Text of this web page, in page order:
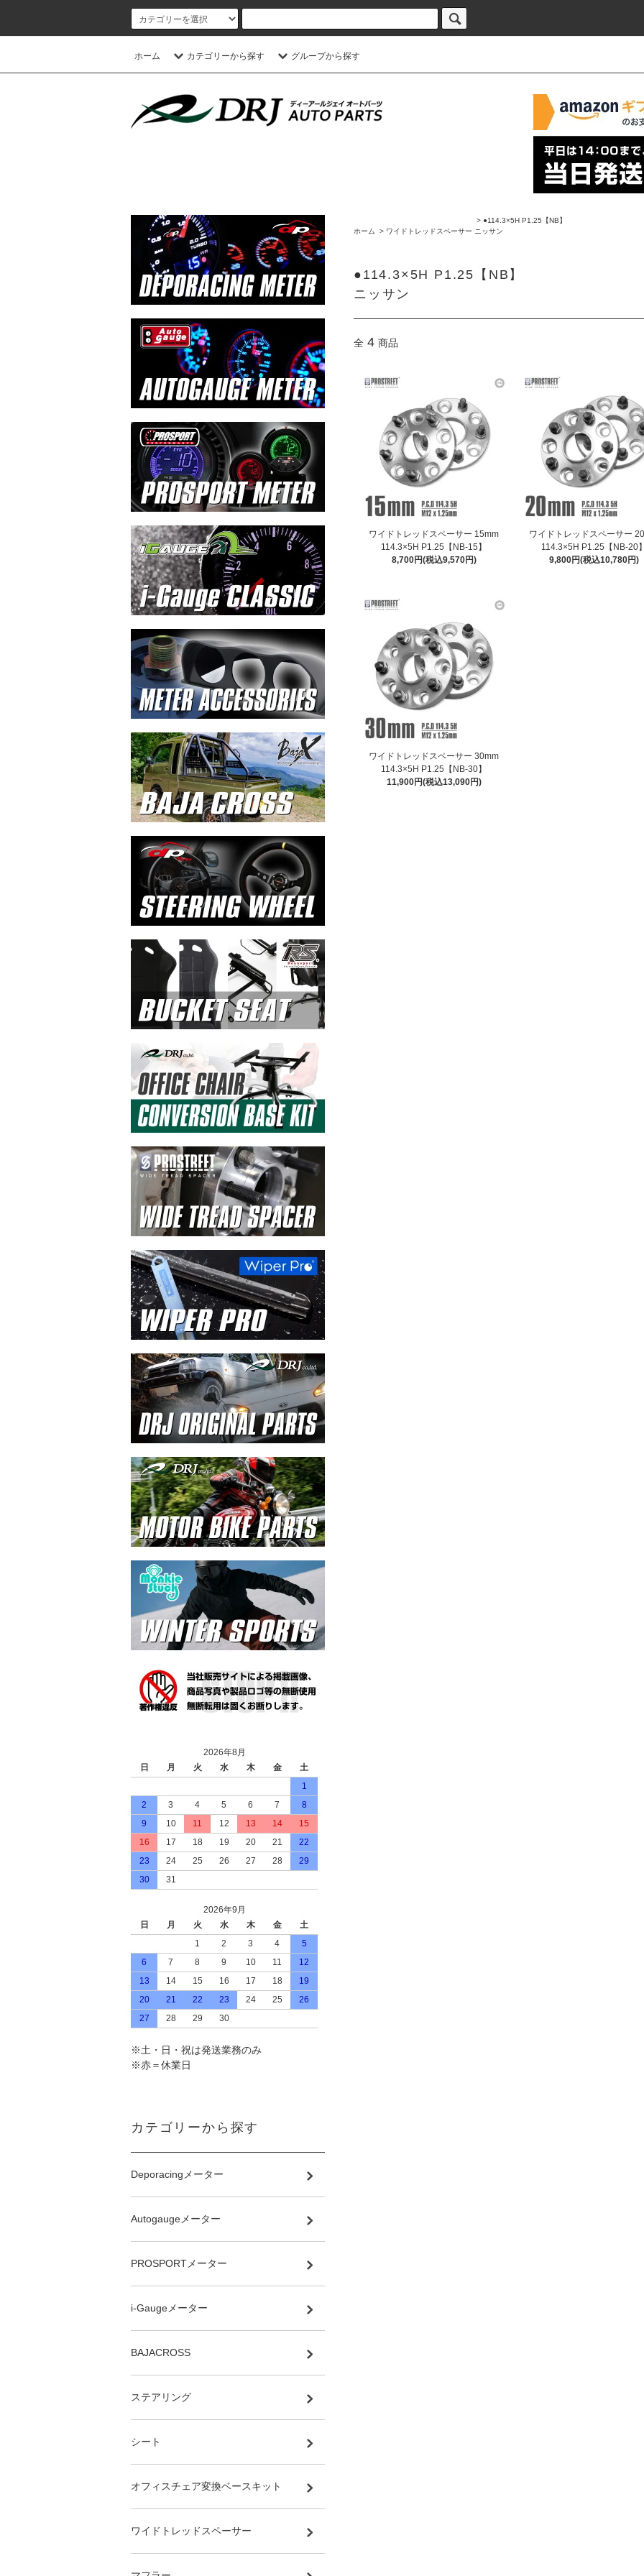
ホーム カテゴリーから探す グループから探す
ホーム > ワイドトレッドスペーサー
> ●114.3×5H P1.25【NB】
ニッサン
●114.3×5H P1.25【NB】
ニッサン
全 4 商品
ワイドトレッドスペーサー 15mm
114.3×5H P1.25【NB-15】
8,700円(税込9,570円)
ワイドトレッドスペーサー
114.3×5H P1.25【NB-20】
9,800円(税込10,780円)
ワイドトレッドスペーサー 30mm
114.3×5H P1.25【NB-30】
11,900円(税込13,090円)
2026年8月
日
月 火 水 木 金
土
1
2
3 4 5 6 7
8
9
10 11 12 13 14
15
16
17 18 19 20 21
22
23
24 25 26 27 28
29
30
31
2026年9月
日
月 火 水 木 金
土
1
2 3 4
5
6
7 8 9 10 11
12
13
14 15 16 17 18
19
20
21 22 23 24 25
26
27
28 29 30
※土・日・祝は発送業務のみ
※赤＝休業日
カテゴリーから探す
Deporacingメーター
Autogaugeメーター
PROSPORTメーター
i-Gaugeメーター
BAJACROSS
ステアリング
シート
オフィスチェア変換ベースキット
ワイドトレッドスペーサー